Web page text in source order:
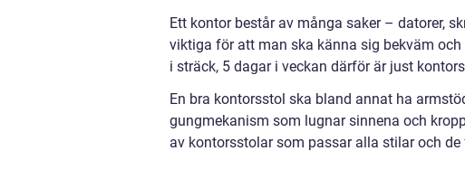
Ett kontor består av många saker – datorer,
viktiga för att man ska känna sig bekväm
i sträck, 5 dagar i veckan därför är just
En bra kontorsstol ska bland annat ha
gungmekanism som lugnar sinnena och
av kontorsstolar som passar alla stilar och de